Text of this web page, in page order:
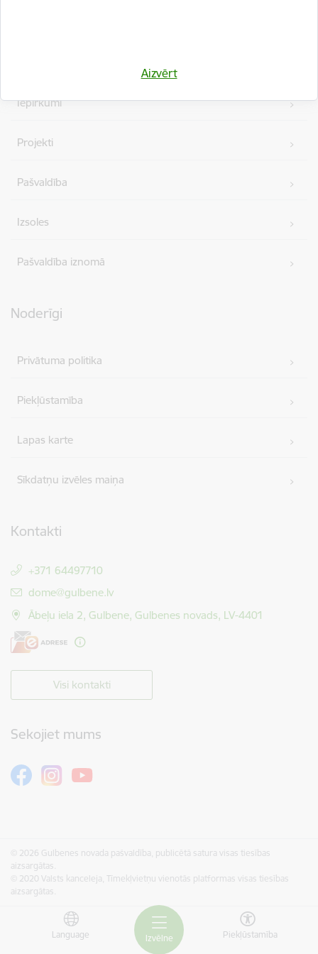
Izvēlne
Language Piekļūstamība
Aizvērt
Iepirkumi
Projekti
Pašvaldība
Izsoles
Pašvaldība iznomā
Noderīgi
Privātuma politika
Piekļūstamība
Lapas karte
Sīkdatņu izvēles maiņa
Kontakti
+371 64497710
E-pasts:
dome@gulbene.lv
Ābeļu iela 2, Gulbene, Gulbenes novads, LV-4401
Visi kontakti
Sekojiet mums
© 2026 Gulbenes novada pašvaldība, publicētā satura visas tiesības
aizsargātas.
© 2020 Valsts kanceleja, Tīmekļvietņu vienotās platformas visas tiesības
aizsargātas.